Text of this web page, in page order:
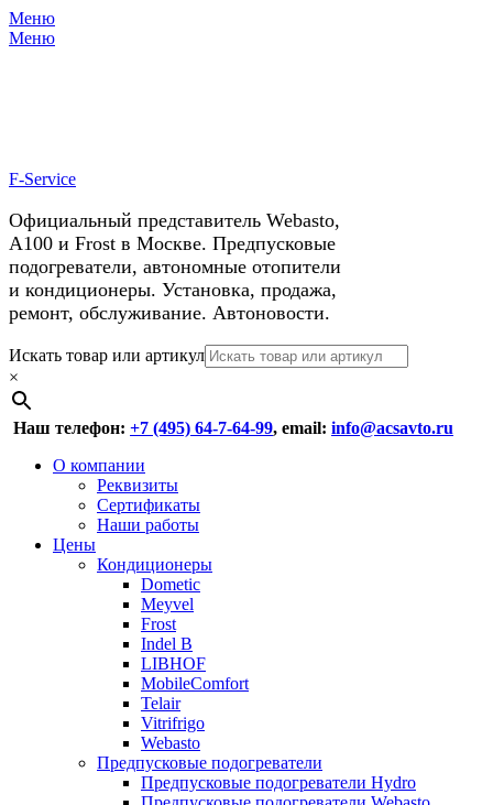
Меню
Меню
F-Service
Официальный представитель Webasto,
А100 и Frost в Москве. Предпусковые
подогреватели, автономные отопители
и кондиционеры. Установка, продажа,
ремонт, обслуживание. Автоновости.
Header
Right
Menu
Перейти
к
содержимому
Искать товар или артикул
×
Наш телефон: +7 (495) 64-7-64-99, email: info@acsavto.ru
Основное
Перейти
содержимому
О компании
Реквизиты
Сертификаты
Наши работы
Цены
Кондиционеры
Dometic
Meyvel
Frost
Indel B
LIBHOF
MobileComfort
Telair
Vitrifrigo
Webasto
Предпусковые подогреватели
Предпусковые подогреватели Hydro
У нас космические скидки на